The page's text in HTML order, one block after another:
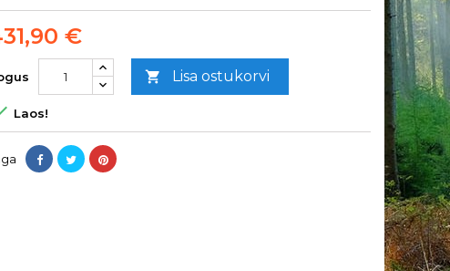
€
 Lisa ostukorvi
Laos!